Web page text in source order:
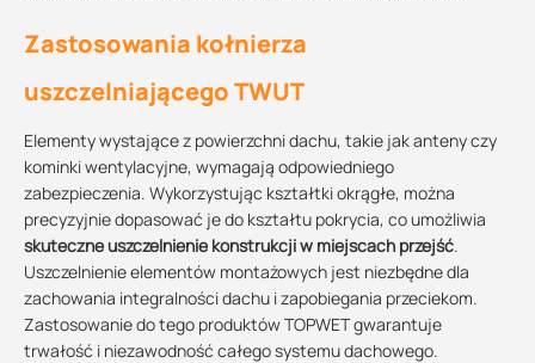
Zastosowania kołnierza
uszczelniającego TWUT
Elementy wystające z powierzchni dachu, takie jak anteny czy
kominki wentylacyjne, wymagają odpowiedniego
zabezpieczenia. Wykorzystując kształtki okrągłe, można
precyzyjnie dopasować je do kształtu pokrycia, co umożliwia
skuteczne uszczelnienie konstrukcji w miejscach przejść.
Uszczelnienie elementów montażowych jest niezbędne dla
zachowania integralności dachu i zapobiegania przeciekom.
Zastosowanie do tego produktów TOPWET gwarantuje
trwałość i niezawodność całego systemu dachowego.